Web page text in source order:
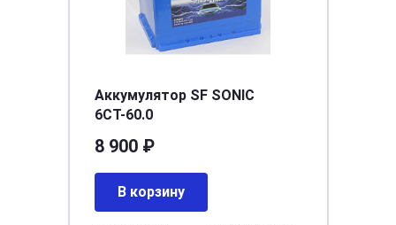
Аккумулятор SF SONIC
6СТ-60.0
8 900 ₽
В корзину